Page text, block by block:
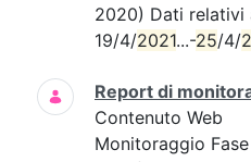
2020) Dati relativi
19/4/2021...-25/4/
Report di
Contenuto Web
Monitoraggio